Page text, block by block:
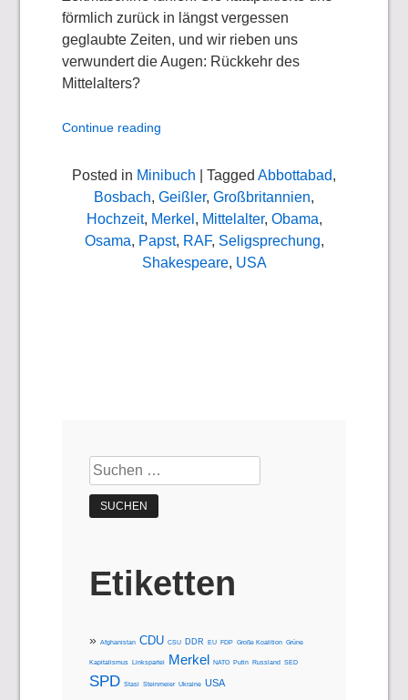
förmlich zurück in längst vergessen
geglaubte Zeiten, und wir rieben uns
verwundert die Augen: Rückkehr des
Mittelalters?
Continue reading
Posted in Minibuch | Tagged Abbottabad,
Bosbach, Geißler, Großbritannien,
Hochzeit, Merkel , Mittelalter, Obama,
Osama, Papst, RAF, Seligsprechung,
Shakespeare, USA
Suchen
nach:
Etiketten
Afghanistan CDU CSU DDR EU FDP Große Koalition Grüne
Kapitalismus Linkspartei Merkel NATO Putin Russland SED
SPD Stasi Steinmeier Ukraine USA